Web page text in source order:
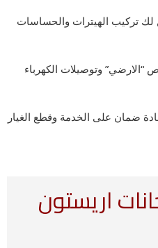
تركيب الهيترات والحساسات
“الارضي” وتوصيلات الكهرباء
ضمان على الخدمة وقطع الغيار
اريستون